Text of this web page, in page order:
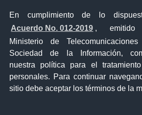
En cumplimiento de lo
Acuerdo No. 012-2019 ,
Ministerio de
Sociedad de la Información,
nuestra política para el
personales. Para continuar
sitio debe aceptar los términos de la
Ventanilla Única
Ventanilla Única de
Gobierno Abierto